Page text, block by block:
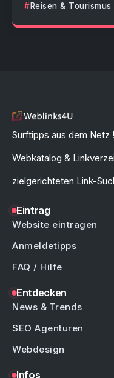
Reisen & Tourismus
Surftipps aus dem Netz
Webkatalog &
zielgerichteten Link-
Eintrag
Website eintragen
Anmeldetipps
FAQ / Hilfe
Entdecken
News & Trends
SEO Agenturen
Webdesign
Infos